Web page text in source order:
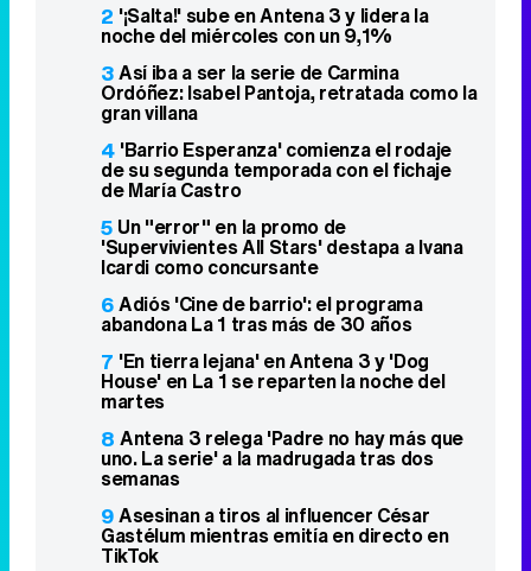
2 '¡Salta!' sube en Antena 3 y lidera la
noche del miércoles con un 9,1%
3Así iba a ser la serie de Carmina
Ordóñez: Isabel Pantoja, retratada como la
gran villana
4 'Barrio Esperanza' comienza el rodaje
de su segunda temporada con el fichaje
de María Castro
5 Un "error" en la promo de
'Supervivientes All Stars' destapa a Ivana
Icardi como concursante
6Adiós 'Cine de barrio': el programa
abandona La 1 tras más de 30 años
7 'En tierra lejana' en Antena 3 y 'Dog
House' en La 1 se reparten la noche del
martes
8 Antena 3 relega 'Padre no hay más que
uno. La serie' a la madrugada tras dos
semanas
9Asesinan a tiros al influencer César
Gastélum mientras emitía en directo en
TikTok